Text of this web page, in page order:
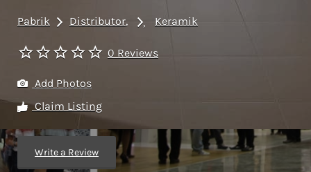
Pabrik Distributor Keramik
0 Reviews
Add Photos
Claim Listing
Write a Review